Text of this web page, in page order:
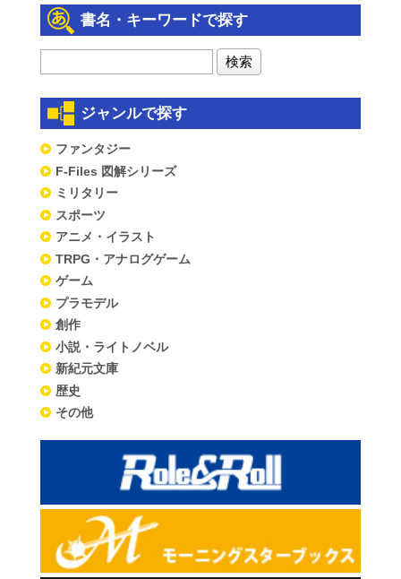
書名・キーワードで探す
ジャンルで探す
ファンタジー
F-Files 図解シリーズ
ミリタリー
スポーツ
アニメ・イラスト
TRPG・アナログゲーム
ゲーム
プラモデル
創作
小説・ライトノベル
新紀元文庫
歴史
その他